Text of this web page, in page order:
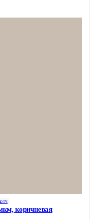
коричневая